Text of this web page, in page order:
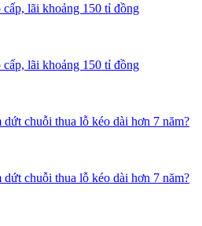
lãi khoảng 150 tỉ đồng
lãi khoảng 150 tỉ đồng
chuỗi thua lỗ kéo dài hơn 7 năm?
chuỗi thua lỗ kéo dài hơn 7 năm?